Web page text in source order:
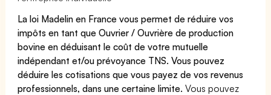
La loi Madelin en France vous permet de réduire vos
impôts en tant que Ouvrier / Ouvrière de production
bovine en déduisant le coût de votre mutuelle
indépendant et/ou prévoyance TNS. Vous pouvez
déduire les cotisations que vous payez de vos revenus
professionnels, dans une certaine limite.Vous pouvez